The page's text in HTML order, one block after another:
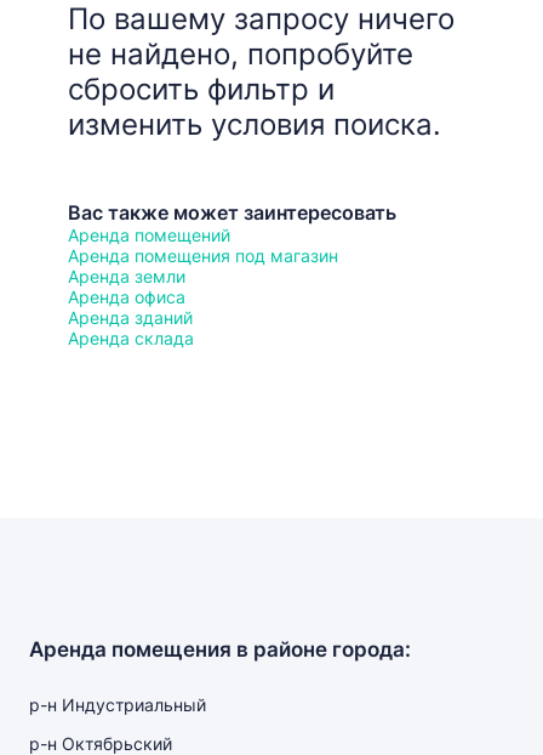
По вашему запросу ничего
не найдено, попробуйте
сбросить фильтр и
изменить условия поиска.
Вас также может заинтересовать
Аренда помещений
Аренда помещения под магазин
Аренда земли
Аренда офиса
Аренда зданий
Аренда склада
Аренда помещения в районе города:
р-н Индустриальный
р-н Октябрьский